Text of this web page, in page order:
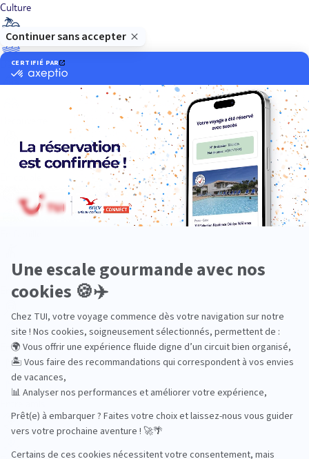
Culture
Dans les îles
En solo
En train